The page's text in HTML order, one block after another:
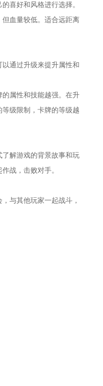
喜好和风格进行选择。
血量较低。适合远距离
通过升级来提升属性和
属性和技能越强。在升
级限制，卡牌的等级越
解游戏的背景故事和玩
战，击败对手。
与其他玩家一起战斗，